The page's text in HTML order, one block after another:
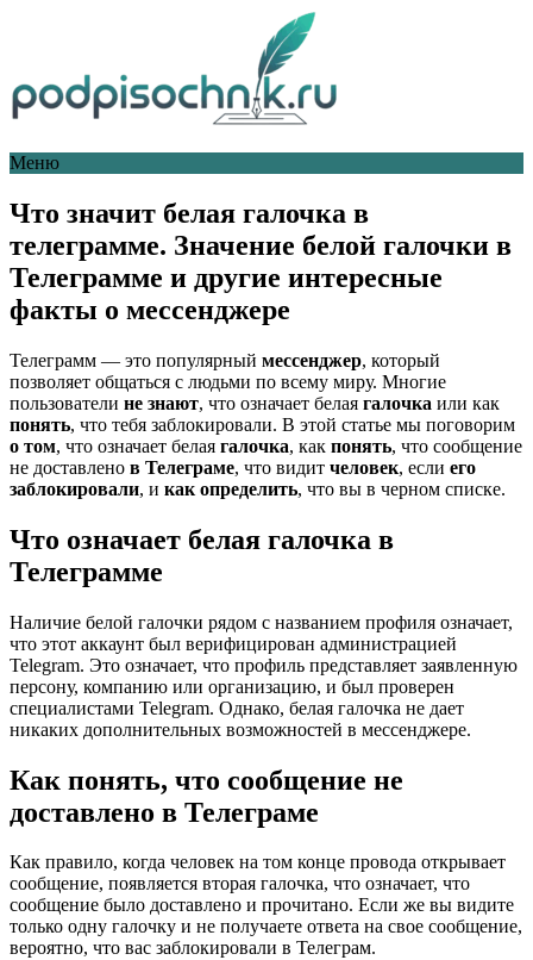
Меню
Что значит белая галочка в
телеграмме. Значение белой галочки в
Телеграмме и другие интересные
факты о мессенджере
Телеграмм — это популярный мессенджер, который
позволяет общаться с людьми по всему миру. Многие
пользователи не знают, что означает белая галочка или как
понять, что тебя заблокировали. В этой статье мы поговорим
о том, что означает белая галочка, как понять, что сообщение
не доставлено в Телеграме, что видит человек, если его
заблокировали, и как определить, что вы в черном списке.
Что означает белая галочка в
Телеграмме
Наличие белой галочки рядом с названием профиля означает,
что этот аккаунт был верифицирован администрацией
Telegram. Это означает, что профиль представляет заявленную
персону, компанию или организацию, и был проверен
специалистами Telegram. Однако, белая галочка не дает
никаких дополнительных возможностей в мессенджере.
Как понять, что сообщение не
доставлено в Телеграме
Как правило, когда человек на том конце провода открывает
сообщение, появляется вторая галочка, что означает, что
сообщение было доставлено и прочитано. Если же вы видите
только одну галочку и не получаете ответа на свое сообщение,
вероятно, что вас заблокировали в Телеграм.